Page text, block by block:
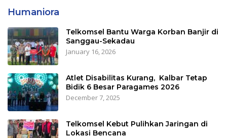
Humaniora
Telkomsel Bantu Warga Korban Banjir di
Sanggau-Sekadau
January 16, 2026
Atlet Disabilitas Kurang, Kalbar Tetap
Bidik 6 Besar Paragames 2026
December 7, 2025
Telkomsel Kebut Pulihkan Jaringan di
Lokasi Bencana